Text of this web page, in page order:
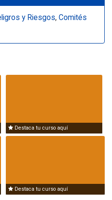
y Riesgos, Comités
Destaca tu curso aquí
Destaca tu curso aquí